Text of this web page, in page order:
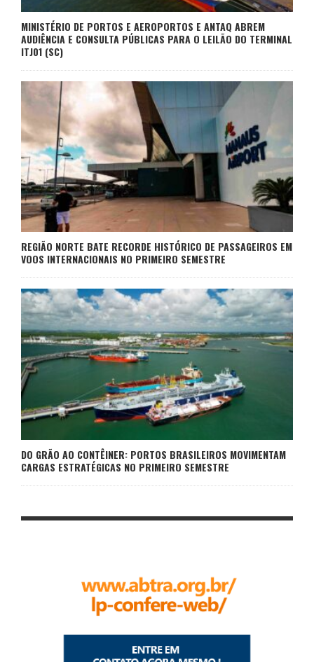
MINISTÉRIO DE PORTOS E AEROPORTOS E ANTAQ ABREM
AUDIÊNCIA E CONSULTA PÚBLICAS PARA O LEILÃO DO TERMINAL
ITJ01 (SC)
REGIÃO NORTE BATE RECORDE HISTÓRICO DE PASSAGEIROS EM
VOOS INTERNACIONAIS NO PRIMEIRO SEMESTRE
DO GRÃO AO CONTÊINER: PORTOS BRASILEIROS MOVIMENTAM
CARGAS ESTRATÉGICAS NO PRIMEIRO SEMESTRE